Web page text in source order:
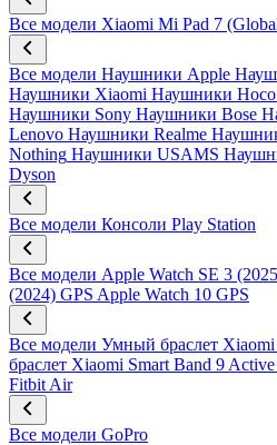
Все модели Xiaomi Mi Pad 7
Все модели Наушники Apple
Наушники Xiaomi Наушники Hoco
Наушники Sony Наушники Bose
Lenovo Наушники Realme
Nothing Наушники USAMS
Dyson
Все модели Консоли Play Station
Все модели Apple Watch SE 3
(2024) GPS Apple Watch 10 GPS
Все модели Умный браслет
браслет Xiaomi Smart Band 9 Active
Fitbit Air
Все модели GoPro